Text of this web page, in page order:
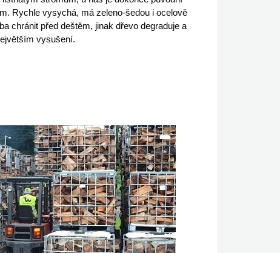
Rychle vysychá, má zeleno-šedou i ocelově
chránit před deštěm, jinak dřevo degraduje a
vysušení.